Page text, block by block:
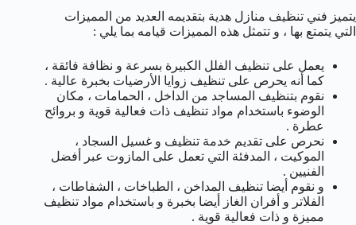
يتميز فني تنظيف منازل هدية بتقديمه العديد من المميزات
التي يتمتع بها ، و تتمثل هذه المميزات قيامه بما يلي :
يعمل على تنظيف الفلل الكبيرة بسرعة و نظافة فائقة ،
كما أنه يحرص على تنظيف زوايا الأرضيات بخبرة عالية .
نقوم بتنظيف المساجد من الداخل ، الحمامات ، مكان
الوضوء باستخدام مواد تنظيف ذات فعالية قوية و بروائح
عطرة .
نحرص على تقديم خدمة تنظيف و غسيل السجاد ،
الموكيت ، المدفئة التي تعمل على المازوت عبر أفضل
الفنيين .
و نقوم أيضا تنظيف المداخن ، الطباخات ، الشفاطات ،
الفلاتر و أفران الغاز أيضا بخبرة و باستخدام مواد تنظيف
مميزة و ذات فعالية قوية .